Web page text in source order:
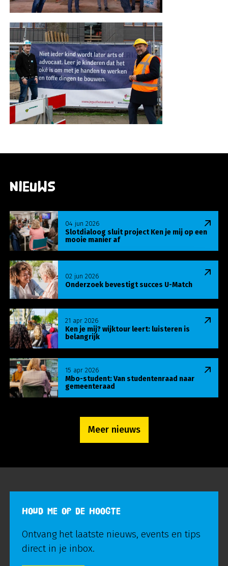
Nieuws
Slotdialoog sluit project Ken je mij op een
mooie manier af
04 jun 2026
Lees meer over Slotdialoog sluit project Ken je
Onderzoek bevestigt succes U-Match
02 jun 2026
Lees meer over Onderzoek bevestigt succes U-
Ken je mij? wijktour leert: luisteren is
belangrijk
21 apr 2026
Lees meer over Ken je mij? wijktour leert:
Mbo-student: Van studentenraad naar
gemeenteraad
15 apr 2026
Lees meer over Mbo-student: Van
Meer nieuws
HOUD ME OP DE HOOGTE
Ontvang het laatste nieuws, events en tips
direct in je inbox.